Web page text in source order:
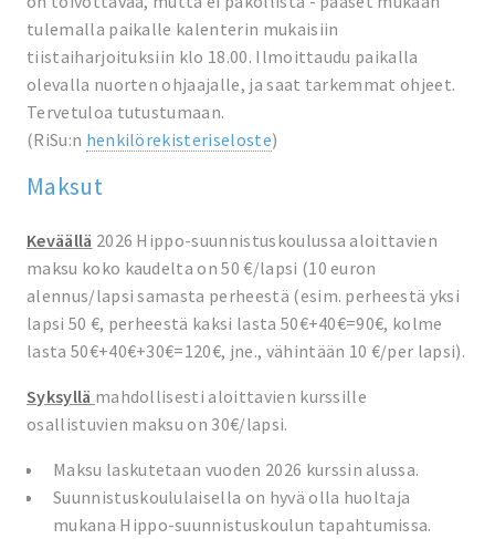
tulemalla paikalle kalenterin mukaisiin
tiistaiharjoituksiin klo 18.00. Ilmoittaudu paikalla
olevalla nuorten ohjaajalle, ja saat tarkemmat ohjeet.
Tervetuloa tutustumaan.
(RiSu:n henkilörekisteriseloste)
Maksut
Keväällä 2026 Hippo-suunnistuskoulussa aloittavien
maksu koko kaudelta on 50 €/lapsi (10 euron
alennus/lapsi samasta perheestä (esim. perheestä yksi
lapsi 50 €, perheestä kaksi lasta 50€+40€=90€, kolme
lasta 50€+40€+30€=120€, jne., vähintään 10 €/per lapsi).
Syksyllä mahdollisesti aloittavien kurssille
osallistuvien maksu on 30€/lapsi.
Maksu laskutetaan vuoden 2026 kurssin alussa.
Suunnistuskoululaisella on hyvä olla huoltaja
mukana Hippo-suunnistuskoulun tapahtumissa.